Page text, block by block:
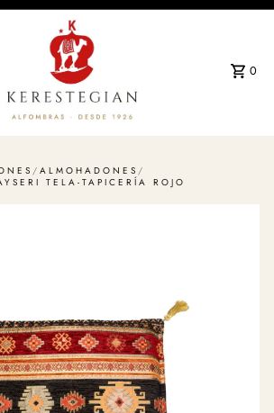
0
/ ALMOHADONES /
TELA-TAPICERÍA ROJO